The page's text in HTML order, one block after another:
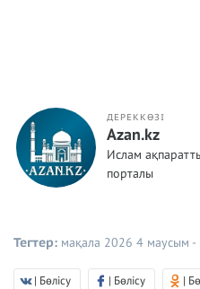
ДЕРЕККӨЗІ
Azan.kz
Ислам
порталы
Тегтер: мақала 2026 4 маусым -
| Бөлісу | Бөлісу |